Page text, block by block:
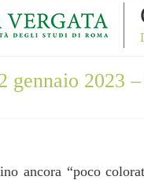
gennaio 2023
ancora “poco